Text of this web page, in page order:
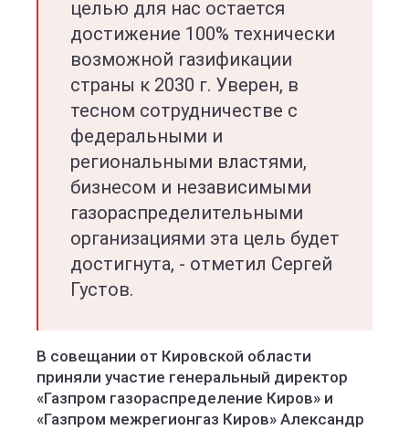
целью для нас остается
достижение 100% технически
возможной газификации
страны к 2030 г. Уверен, в
тесном сотрудничестве с
федеральными и
региональными властями,
бизнесом и независимыми
газораспределительными
организациями эта цель будет
достигнута, - отметил Сергей
Густов.
В совещании от Кировской области
приняли участие генеральный директор
«Газпром газораспределение Киров» и
«Газпром межрегионгаз Киров» Александр